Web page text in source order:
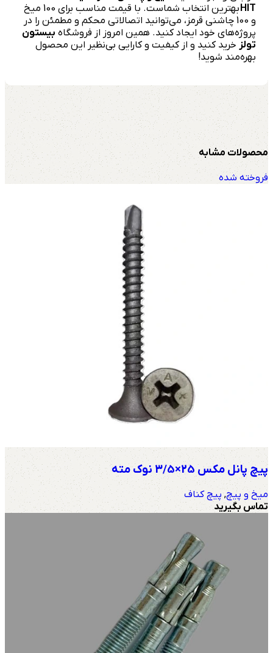
HIT
بهترین انتخاب شماست. با قیمت مناسب برای 100 میخ
و 100 چاشنی قرمز، می‌توانید اتصالاتی محکم و مطمئن را در
پروژه‌های خود ایجاد کنید. همین امروز از فروشگاه بیستون
تولز خرید کنید و از کیفیت و کارایی بی‌نظیر این محصول
بهره‌مند شوید!
محصولات مشابه
فروخته شده
پیچ پانل مکس 25×3/5 نوک مته
میخ و پیچ,پیچ کناف
تماس بگیرید